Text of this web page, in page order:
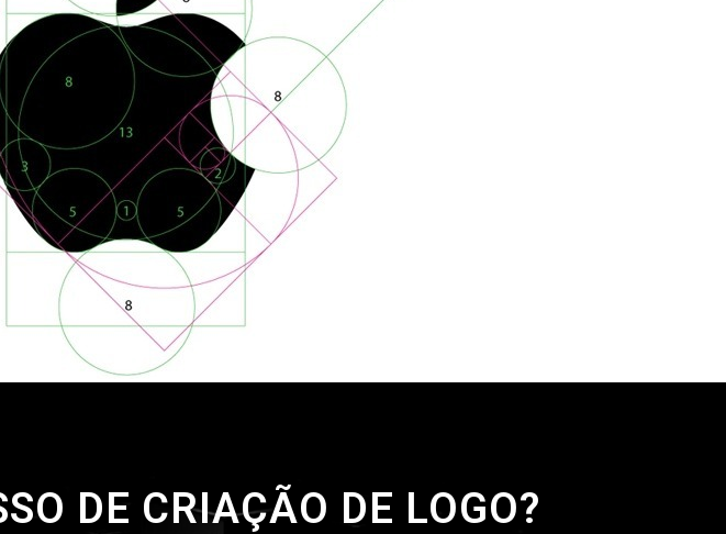
DE CRIAÇÃO DE LOGO?